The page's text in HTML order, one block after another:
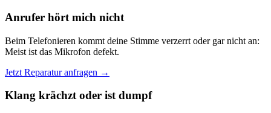
Anrufer hört mich nicht
Beim Telefonieren kommt deine Stimme verzerrt oder gar nicht an:
Meist ist das Mikrofon defekt.
Jetzt Reparatur anfragen →
Klang krächzt oder ist dumpf